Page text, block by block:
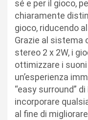
sé e per il gioco,
chiaramente
gioco, riducendo
Grazie al sistema
stereo 2 x 2W, i
ottimizzare i
un’esperienza
“easy surround”
incorporare
al fine di